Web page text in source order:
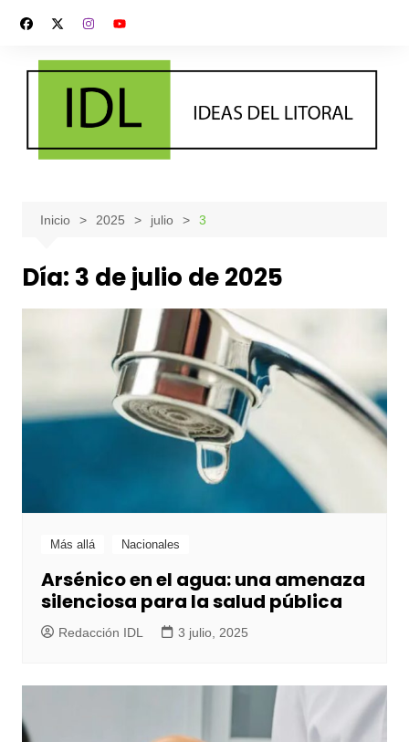
contenido
Inicio 2025 julio 3
Día: 3 de julio de 2025
Más allá Nacionales
Arsénico en el agua: una amenaza
silenciosa para la salud pública
Redacción IDL 3 julio, 2025